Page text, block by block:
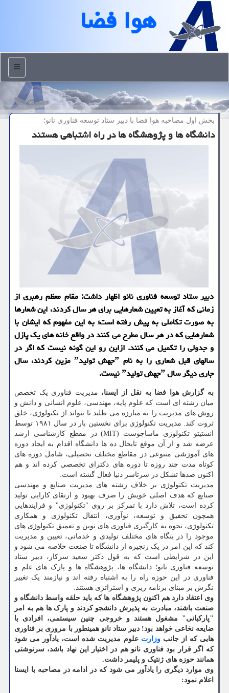
هوا فضا
منو
بخش اول مصاحبه هوا فضا با دبیر ستاد توسعه فناوری نانو؛
دانشگاه ها و پژوهشگاه ها در راه اشتباهی هستند
دبیر ستاد توسعه فناوری نانو اظهار داشت: مقام معظم رهبری از
زمانی که آغاز به تعیین شعارهایی برای هر سال کردند، این شعارها
به صورت تکاملی به پیش رفته است؛ به این مفهوم که ایشان با
شعارهایی که در هر سال مطرح می کنند در واقع خانه های یک پازل
و جدولی را تکمیل می کنند. ازاین رو این گونه نیست که اگر در
سالهای قبل شعاری را به نام ˮجهش تولیدˮ مزین کردند، سال
جاری دیگر سال ˮجهش تولیدˮ نیست.
به گزارش هوا فضا به نقل از ایسنا، مدیریت فناوری یک تخصص
میان رشته ای است که علوم پایه، مهندسی، علوم انسانی و دانش و
روش های مدیریت را به مبارزه می طلبد تا بتواند از تکنولوژی، خلق
ثروت کند. مدیریت تکنولوژی برای نخستین بار در سال ۱۹۸۱ توسط
انستیتو تکنولوژی ماساچوست (MIT) در مقطع کارشناسی ارشد
عرضه شد و از آن موقع تابحال ده ها دانشگاه اقدام به ایجاد دوره
های آموزشی متنوعی در مقاطع مختلف تحصیلی، شامل دوره های
کوتاه مدت چند روزه تا دوره های دکترای تخصصی کرده اند و هم
اکنون صدها تشکل در سرتاسر دنیا فعال گشته است.
مدیریت تکنولوژی بر خلاف رشته های مدیریت صنایع و مهندسی
صنایع که هدف اصلی خویش را صرف بهبود و ارتقای کارایی تولید
کرده است، تلاش دارد با تمرکز بر روی "تکنولوژی" و فرایندهایی
همچون تحقیق و توسعه، نوآوری، انتقال تکنولوژی و همکاری
تکنولوژی، نحوه به کارگیری فناوری های نوین و تعمیق تکنولوژی های
موجود را در بنگاه های مختلف تولیدی و خدماتی، تعیین و مدیریت
کند که این امر در یک زنجیره از دانشگاه تا صنعت خلاصه می شود و
این در شرایطی است که به قول دکتر سعید سرکار، دبیر ستاد
توسعه فناوری نانو؛ دانشگاه ها، پژوهشگاه ها و پارک های علم و
فناوری در این حوزه راه را به اشتباه رفته اند و نیازمند یک تغییر
نگرش بر مبنای برنامه ریزی و استراتژی هستند.
وی اعتقاد دارد هم اکنون پژوهشگاه ها که باید حلقه واسط دانشگاه و
صنعت باشند، مبادرت به پذیرش دانشجو کردند و پارک ها هم به امر
"پارکبانی" مشغول هستند و خروجی چنین سیستمی، افرادی با
ضایعه نخاعی خواهد بود! دبیر ستاد نانو همینطور با مروری بر فناوری
هایی که از جانبوزارت علوم مدیریت شده است، یادآور می شود
که اگر قرار بود فناوری نانو هم در اختیار این نهاد باشد، سرنوشتی
همانند حوزه های ژنتیک و پلیمر داشت.
وی موارد دیگری را یادآور می شود که در ادامه در مصاحبه با ایسنا
اعلام نمود: